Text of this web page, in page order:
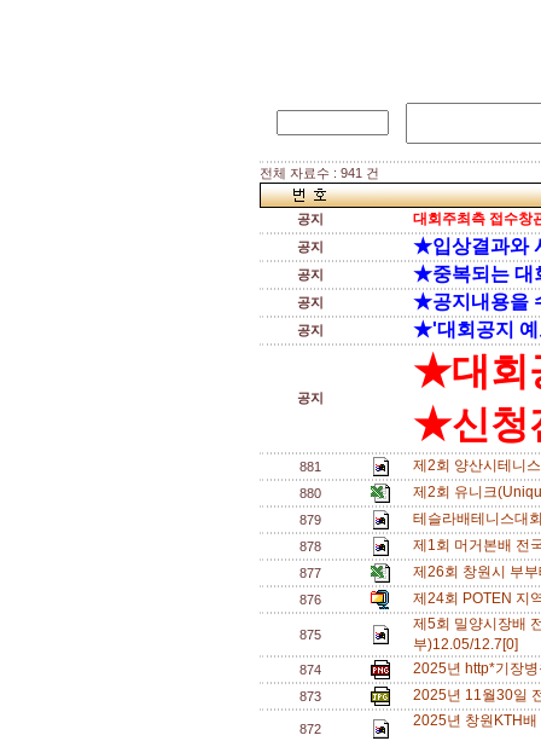
전체 자료수 : 941 건
공지 대회주최측 접수창
공지 ★입상결과와
공지 ★중복되는 대
공지 ★공지내용을
공지 ★'대회공지 예
공지
★대회
★신청
881 제2회 양산시테니
880 제2회 유니크
879 테슬라배테니스대
878 제1회 머거본배 전
877 제26회 창원시 부
876 제24회 POTEN 지
875
제5회 밀양시장배
부)12.05/12.7[0]
874 2025년 http*기장
873 2025년 11월30일
872 2025년 창원KTH